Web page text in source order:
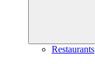
Restaurants